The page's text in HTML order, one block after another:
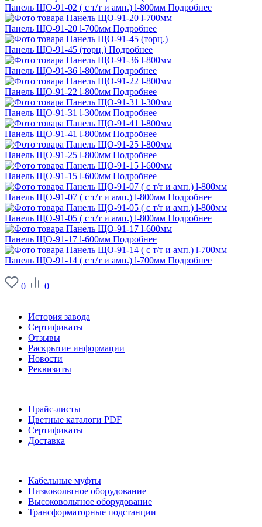
Панель ЩО-91-02 ( с т/т и амп.) l-800мм Подробнее
Панель ЩО-91-20 l-700мм Подробнее
Панель ЩО-91-45 (торц.) Подробнее
Панель ЩО-91-36 l-800мм Подробнее
Панель ЩО-91-22 l-800мм Подробнее
Панель ЩО-91-31 l-300мм Подробнее
Панель ЩО-91-41 l-800мм Подробнее
Панель ЩО-91-25 l-800мм Подробнее
Панель ЩО-91-15 l-600мм Подробнее
Панель ЩО-91-07 ( с т/т и амп.) l-800мм Подробнее
Панель ЩО-91-05 ( с т/т и амп.) l-800мм Подробнее
Панель ЩО-91-17 l-600мм Подробнее
Панель ЩО-91-14 ( с т/т и амп.) l-700мм Подробнее
0
0
История завода
Сертификаты
Отзывы
Раскрытие информации
Новости
Реквизиты
Прайс-листы
Цветные каталоги PDF
Сертификаты
Доставка
Кабельные муфты
Низковольтное оборудование
Высоковольтное оборудование
Трансформаторные подстанции